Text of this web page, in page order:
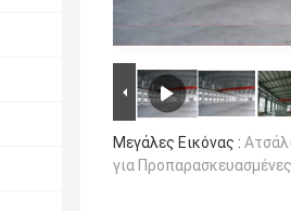
Μεγάλες Εικόνας :
για